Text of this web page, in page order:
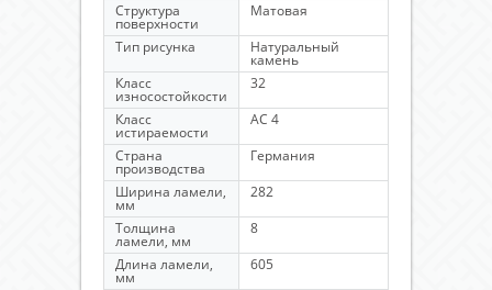
Структура
поверхности
Матовая
Тип рисунка
Натуральный
камень
Класс
износостойкости
32
Класс
истираемости
AC 4
Страна
производства
Германия
Ширина ламели,
мм
282
Толщина
ламели, мм
8
Длина ламели,
мм
605